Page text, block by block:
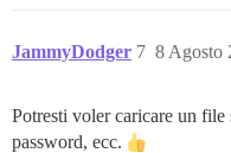
JammyDodger 8 Agosto
7
Potresti voler caricare un
password, ecc.